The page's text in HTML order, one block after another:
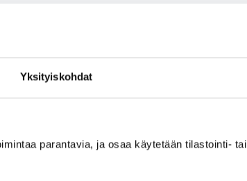
Yksityiskohdat
parantavia, ja osaa käytetään tilastointi- tai